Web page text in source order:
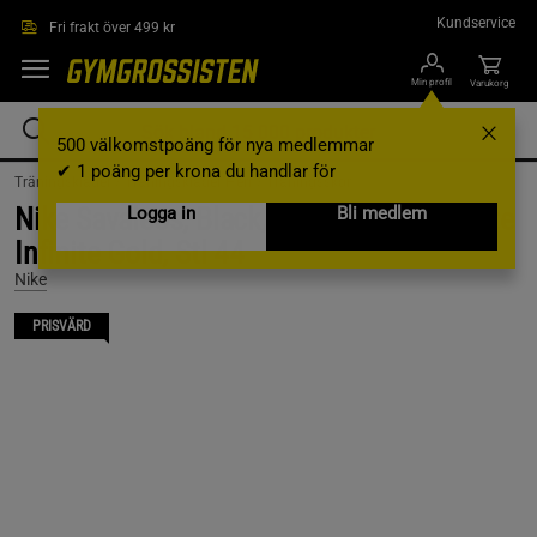
Fri frakt över 499 kr Kundservice
Min profil
500 välkomstpoäng för nya medlemmar
✔ 1 poäng per krona du handlar för
Logga in
Bli medlem
Varukorg
Träningskläder / Träningskläder Herr /Träningsskor
Nike Savaleos, Black/Met Gold-Anthracite
Infinite Gold, Stl 44
Nike
PRISVÄRD